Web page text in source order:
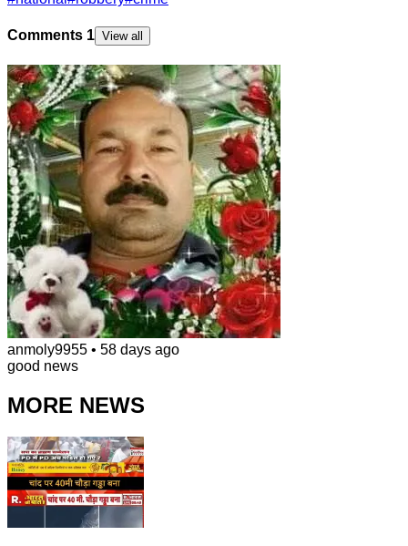
Comments 1 View all
anmoly9955 • 58 days ago
good news
MORE NEWS